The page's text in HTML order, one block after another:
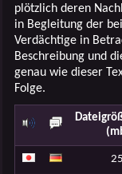
plötzlich deren
in Begleitung der
Verdächtige in
Beschreibung und
genau wie dieser
Folge.